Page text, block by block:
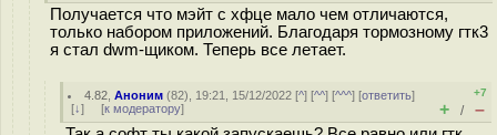
Получается что мэйт с хфце мало чем отличаются,
только набором приложений. Благодаря тормозному гтк3
я стал dwm-щиком. Теперь все летает.
4.82 ,Аноним (82), 19:21, 15/12/2022 [^] [^^] [^^^] [ответить]
[↓] [к модератору]
+7
+ / –